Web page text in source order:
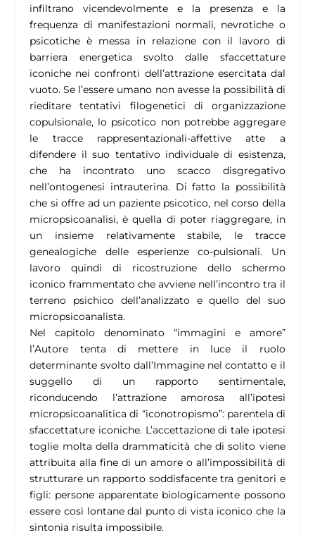
infiltrano vicendevolmente e la presenza e la
frequenza di manifestazioni normali, nevrotiche o
psicotiche è messa in relazione con il lavoro di
barriera energetica svolto dalle sfaccettature
iconiche nei confronti dell’attrazione esercitata dal
vuoto. Se l’essere umano non avesse la possibilità di
rieditare tentativi filogenetici di organizzazione
copulsionale, lo psicotico non potrebbe aggregare
le tracce rappresentazionali-affettive atte a
difendere il suo tentativo individuale di esistenza,
che ha incontrato uno scacco disgregativo
nell’ontogenesi intrauterina. Di fatto la possibilità
che si offre ad un paziente psicotico, nel corso della
micropsicoanalisi, è quella di poter riaggregare, in
un insieme relativamente stabile, le tracce
genealogiche delle esperienze co-pulsionali. Un
lavoro quindi di ricostruzione dello schermo
iconico frammentato che avviene nell’incontro tra il
terreno psichico dell’analizzato e quello del suo
micropsicoanalista.
Nel capitolo denominato “immagini e amore”
l’Autore tenta di mettere in luce il ruolo
determinante svolto dall’Immagine nel contatto e il
suggello di un rapporto sentimentale,
riconducendo l’attrazione amorosa all’ipotesi
micropsicoanalitica di “iconotropismo”: parentela di
sfaccettature iconiche. L’accettazione di tale ipotesi
toglie molta della drammaticità che di solito viene
attribuita alla fine di un amore o all’impossibilità di
strutturare un rapporto soddisfacente tra genitori e
figli: persone apparentate biologicamente possono
essere così lontane dal punto di vista iconico che la
sintonia risulta impossibile.